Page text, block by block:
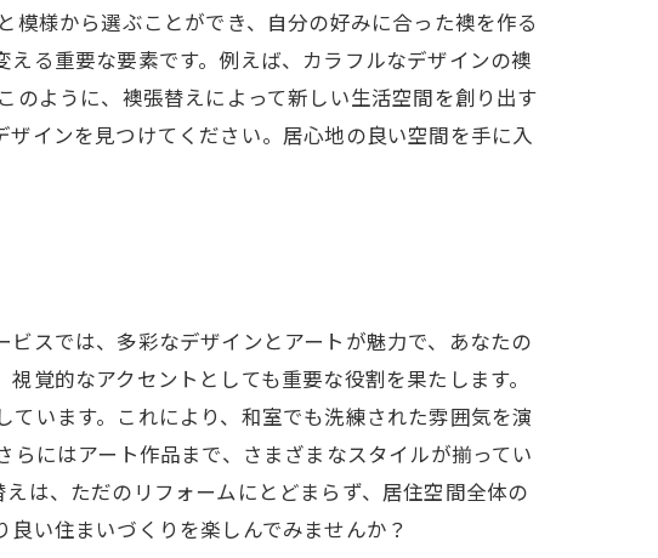
様から選ぶことができ、自分の好みに合った襖を作る
る重要な要素です。例えば、カラフルなデザインの襖
のように、襖張替えによって新しい生活空間を創り出す
インを見つけてください。居心地の良い空間を手に入
スでは、多彩なデザインとアートが魅力で、あなたの
覚的なアクセントとしても重要な役割を果たします。
います。これにより、和室でも洗練された雰囲気を演
にはアート作品まで、さまざまなスタイルが揃ってい
は、ただのリフォームにとどまらず、居住空間全体の
い住まいづくりを楽しんでみませんか？